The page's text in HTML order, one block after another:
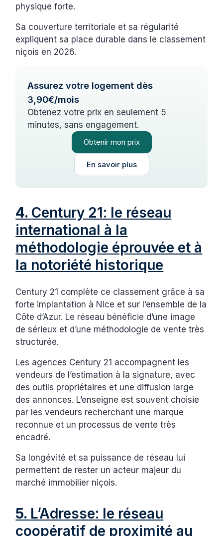
physique forte.
Sa couverture territoriale et sa régularité
expliquent sa place durable dans le classement
niçois en 2026.
Assurez votre logement dès
3,90€/mois
Obtenez votre prix en seulement 5
minutes, sans engagement.
Obtenir mon prix
En savoir plus
4. Century 21: le réseau
international à la
méthodologie éprouvée et à
la notoriété historique
Century 21 complète ce classement grâce à sa
forte implantation à Nice et sur l’ensemble de la
Côte d’Azur. Le réseau bénéficie d’une image
de sérieux et d’une méthodologie de vente très
structurée.
Les agences Century 21 accompagnent les
vendeurs de l’estimation à la signature, avec
des outils propriétaires et une diffusion large
des annonces. L’enseigne est souvent choisie
par les vendeurs recherchant une marque
reconnue et un processus de vente très
encadré.
Sa longévité et sa puissance de réseau lui
permettent de rester un acteur majeur du
marché immobilier niçois.
5. L’Adresse: le réseau
coopératif de proximité au